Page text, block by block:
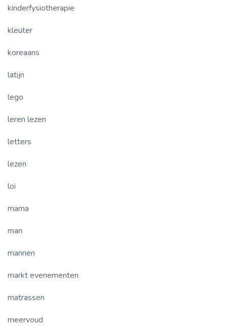
kinderfysiotherapie
kleuter
koreaans
latijn
lego
leren lezen
letters
lezen
loi
mama
man
mannen
markt evenementen
matrassen
meervoud